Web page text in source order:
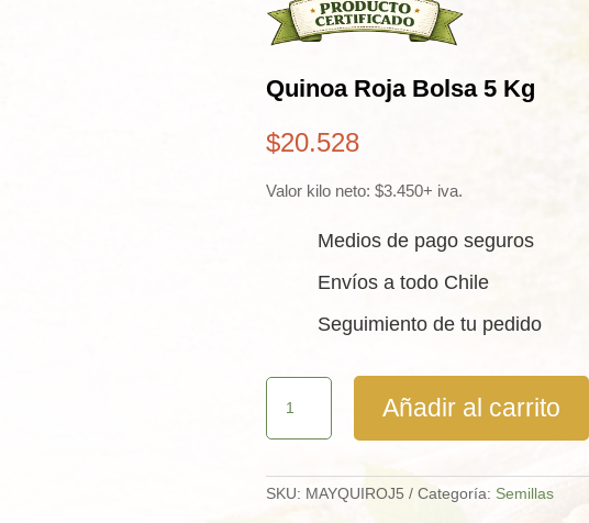
Quinoa Roja Bolsa 5 Kg
$20.528
Valor kilo neto: $3.450+ iva.
Medios de pago seguros
Envíos a todo Chile
Seguimiento de tu pedido
Quinoa
Roja
cantidad
Añadir al carrito
SKU: MAYQUIROJ5 Categoría: Semillas